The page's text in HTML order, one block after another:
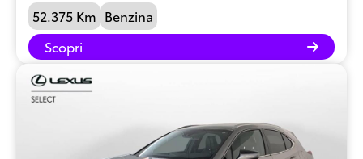
52.375 Km Benzina
Scopri